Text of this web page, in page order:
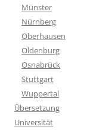
Münster
Nürnberg
Oberhausen
Oldenburg
Osnabrück
Stuttgart
Wuppertal
Übersetzung
Universität